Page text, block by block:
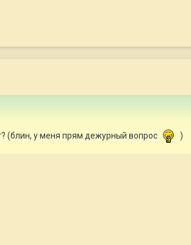
(блин, у меня прям дежурный вопрос )